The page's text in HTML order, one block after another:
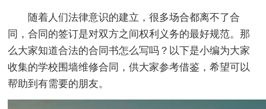
随着人们法律意识的建立，很多场合都离不了合
同，合同的签订是对双方之间权利义务的最好规范。那
么大家知道合法的合同书怎么写吗？以下是小编为大家
收集的学校围墙维修合同，供大家参考借鉴，希望可以
帮助到有需要的朋友。